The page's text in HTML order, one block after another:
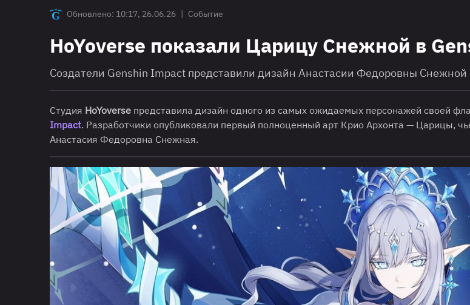
Обновлено: 10:17, 26.06.26 | Событие
HoYoverse показали Царицу Снежной в
Создатели Genshin Impact представили дизайн Анастасии Федоровны Снежной
Студия HoYoverse представила дизайн одного из самых ожидаемых персонажей своей
Impact. Разработчики опубликовали первый полноценный арт Крио Архонта — Царицы,
Анастасия Федоровна Снежная.